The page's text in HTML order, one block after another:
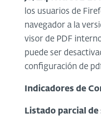
los usuarios de
navegador a la
visor de PDF
puede ser
configuración de
Indicadores de
Listado parcial